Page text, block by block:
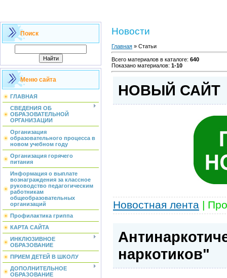
Поиск
Меню сайта
ГЛАВНАЯ
СВЕДЕНИЯ ОБ
ОБРАЗОВАТЕЛЬНОЙ
ОРГАНИЗАЦИИ
Организация
образовательного процесса в
новом учебном году
Организация горячего
питания
Информация о выплате
вознаграждения за классное
руководство педагогическим
работникам
общеобразовательных
организаций
Профилактика гриппа
КАРТА САЙТА
ИНКЛЮЗИВНОЕ
ОБРАЗОВАНИЕ
ПРИЕМ ДЕТЕЙ В ШКОЛУ
ДОПОЛНИТЕЛЬНОЕ
ОБРАЗОВАНИЕ
Новости
Главная » Статьи
Всего материалов в каталоге: 640
Показано материалов: 1-10
НОВЫЙ САЙТ
Новостная лента |
наркотиков"